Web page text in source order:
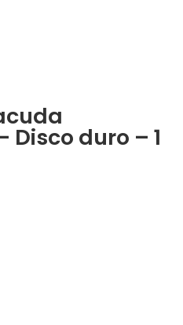
Disco duro – 1